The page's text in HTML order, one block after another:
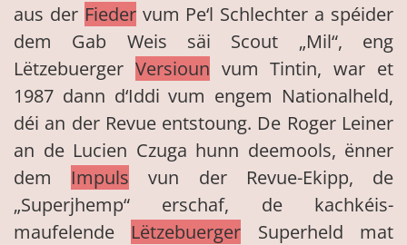
aus der Fiedervum Pe‘l Schlechter a spéider
dem Gab Weis säi Scout „Mil“, eng
Lëtzebuerger Versioun vum Tintin, war et
1987 dann d‘Iddi vum engem Nationalheld,
déi an der Revue entstoung. De Roger Leiner
an de Lucien Czuga hunn deemools, ënner
dem Impuls vun der Revue-Ekipp, de
„Superjhemp“ erschaf, de kachkéis-
maufelende Lëtzebuerger Superheld mat